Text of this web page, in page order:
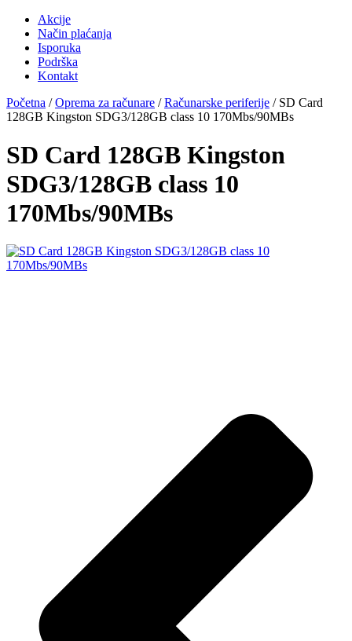
Akcije
Način plaćanja
Isporuka
Podrška
Kontakt
Početna /Oprema za računare /Računarske periferije / SD Card
128GB Kingston SDG3/128GB class 10 170Mbs/90MBs
SD Card 128GB Kingston
SDG3/128GB class 10
170Mbs/90MBs